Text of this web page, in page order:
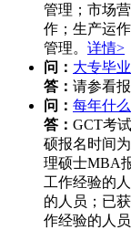
管理；市场
作；生产运
管理。 详情>
问： 大专毕
答： 请参看
问： 每年什
答： GCT考
硕报名时间
理硕士MBA
工作经验的
的人员；已
作经验的人员